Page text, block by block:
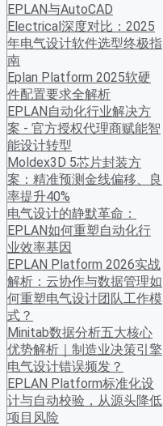
EPLAN与AutoCAD
Electrical深度对比：2025
年电气设计软件选型终极指
南
Eplan Platform 2025软硬
件配置要求全解析
EPLAN自动化行业解决方
案 - 官方授权代理商赋能智
能设计转型
Moldex3D 5芯片封装方
案：精准预测金线偏移、良
率提升40%
电气设计的静默革命：
EPLAN如何重塑自动化行
业效率基因
EPLAN Platform 2026实战
解析：云协作与数据管理如
何重塑电气设计团队工作模
式？
Minitab数据分析五大核心
优势解析｜制造业决策引擎
电气设计错误频发？
EPLAN Platform标准化设
计与自动校验，从源头降低
项目风险